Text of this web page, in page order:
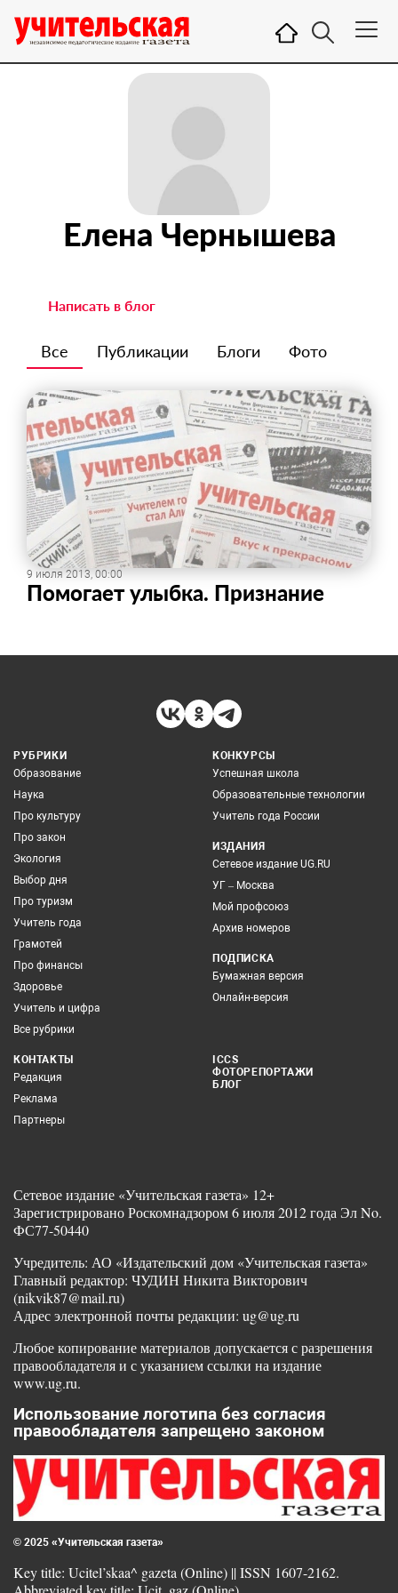
Елена Чернышева
Написать в блог
Все Публикации Блоги Фото
9 июля 2013, 00:00
Помогает улыбка. Признание
РУБРИКИ
Образование
Наука
Про культуру
Про закон
Экология
Выбор дня
Про туризм
Учитель года
Грамотей
Про финансы
Здоровье
Учитель и цифра
Все рубрики
КОНКУРСЫ
Успешная школа
Образовательные технологии
Учитель года России
ИЗДАНИЯ
Сетевое издание UG.RU
УГ – Москва
Мой профсоюз
Архив номеров
ПОДПИСКА
Бумажная версия
Онлайн-версия
КОНТАКТЫ
Редакция
Реклама
Партнеры
ICCS
ФОТОРЕПОРТАЖИ
БЛОГ
Сетевое издание «Учительская газета» 12+
Зарегистрировано Роскомнадзором 6 июля 2012 года Эл No.
ФС77-50440
Учредитель: АО «Издательский дом «Учительская газета»
Главный редактор: ЧУДИН Никита Викторович
(nikvik87@mail.ru)
Адрес электронной почты редакции: ug@ug.ru
Любое копирование материалов допускается с разрешения
правообладателя и с указанием ссылки на издание
www.ug.ru.
Использование логотипа без согласия
правообладателя запрещено законом
© 2025 «Учительская газета»
Key title: Ucitel’skaa^ gazeta (Online) || ISSN 1607-2162.